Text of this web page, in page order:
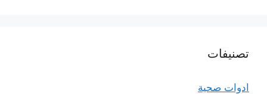
تصنيفات
ادوات صحية